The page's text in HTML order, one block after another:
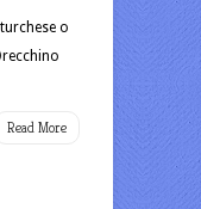
o
Read More